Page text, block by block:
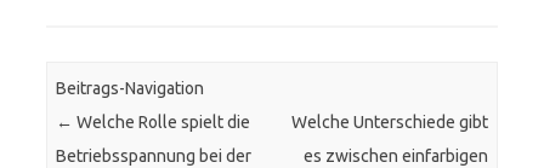
Beitrags-Navigation
← Welche Rolle spielt die
Betriebsspannung bei der
Welche Unterschiede gibt
es zwischen einfarbigen